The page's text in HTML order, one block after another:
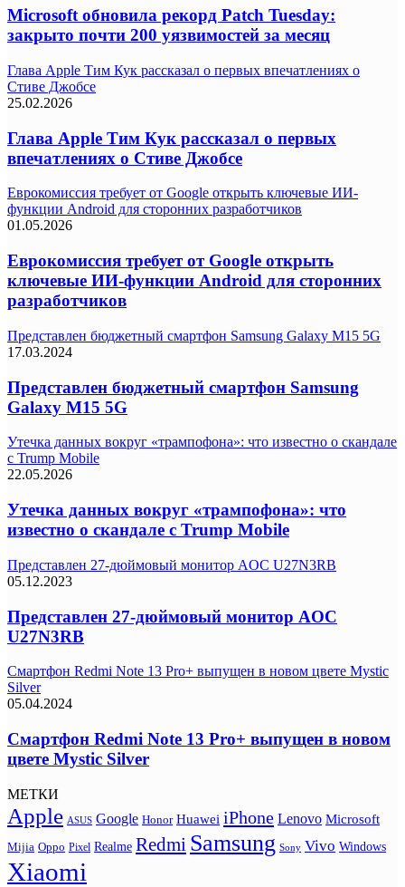
Microsoft обновила рекорд Patch Tuesday:
закрыто почти 200 уязвимостей за месяц
Глава Apple Тим Кук рассказал о первых впечатлениях о
Стиве Джобсе
25.02.2026
Глава Apple Тим Кук рассказал о первых
впечатлениях о Стиве Джобсе
Еврокомиссия требует от Google открыть ключевые ИИ-
функции Android для сторонних разработчиков
01.05.2026
Еврокомиссия требует от Google открыть
ключевые ИИ-функции Android для сторонних
разработчиков
Представлен бюджетный смартфон Samsung Galaxy M15 5G
17.03.2024
Представлен бюджетный смартфон Samsung
Galaxy M15 5G
Утечка данных вокруг «трампофона»: что известно о скандале
с Trump Mobile
22.05.2026
Утечка данных вокруг «трампофона»: что
известно о скандале с Trump Mobile
Представлен 27-дюймовый монитор AOC U27N3RB
05.12.2023
Представлен 27-дюймовый монитор AOC
U27N3RB
Смартфон Redmi Note 13 Pro+ выпущен в новом цвете Mystic
Silver
05.04.2024
Смартфон Redmi Note 13 Pro+ выпущен в новом
цвете Mystic Silver
МЕТКИ
Apple ASUS Google Honor Huawei iPhone Lenovo Microsoft
Mijia Oppo Pixel Realme Redmi Samsung Sony Vivo Windows
Xiaomi